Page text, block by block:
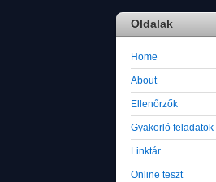
Oldalak
Home
About
Ellenőrzők
Gyakorló feladatok
Linktár
Online teszt